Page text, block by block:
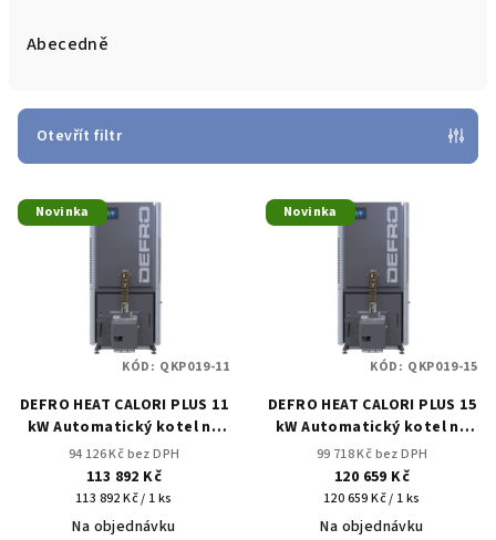
r
o
d
Abecedně
Otevřít filtr
V
ý
o
Novinka
DEFRO HEAT CALORI PLUS 11
kW Automatický kotel na
pelety
94 126 Kč bez DPH
113 892 Kč
Měrná
cena:
113 892 Kč / 1 ks
Na objednávku
KÓD: QKP019-11
Novinka
DEFRO HEAT CALORI PLUS 15
kW Automatický kotel na
pelety
99 718 Kč bez DPH
120 659 Kč
Měrná
cena:
120 659 Kč / 1 ks
Na objednávku
KÓD: QKP019-15